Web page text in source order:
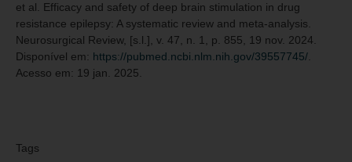
et al. Efficacy and safety of deep brain stimulation in drug
resistance epilepsy: A systematic review and meta-analysis.
Neurosurgical Review, [s.l.], v. 47, n. 1, p. 855, 19 nov. 2024.
Disponível em: https://pubmed.ncbi.nlm.nih.gov/39557745/.
Acesso em: 19 jan. 2025.
Tags